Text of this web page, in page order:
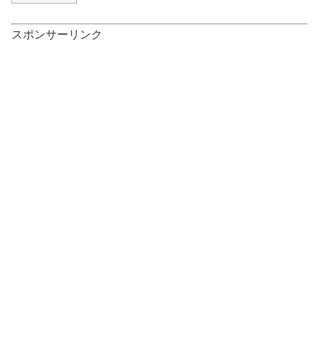
スポンサーリンク